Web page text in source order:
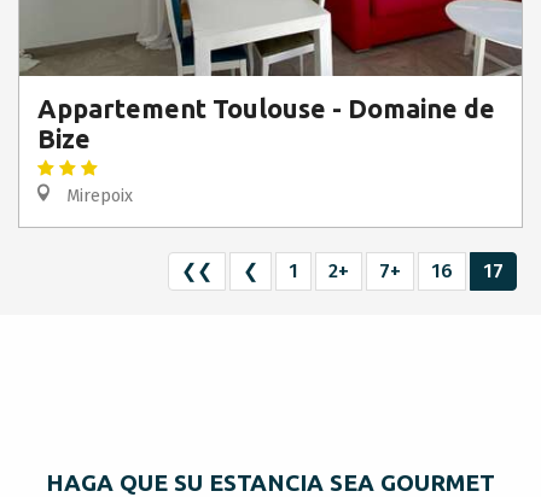
Appartement Toulouse - Domaine de
Bize
Mirepoix
❮❮ ❮ 1 2+ 7+ 16 17
HAGA QUE SU ESTANCIA SEA GOURMET